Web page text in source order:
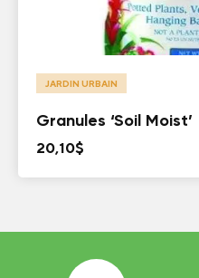
JARDIN URBAIN
Granules ‘Soil Moist’
20,10$